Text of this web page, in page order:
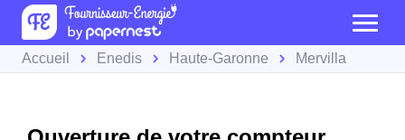
Accueil Enedis Haute-Garonne Mervilla